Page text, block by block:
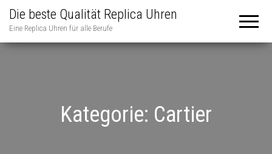
Die beste Qualität Replica Uhren
Eine Replica Uhren für alle Berufe
Kategorie: Cartier